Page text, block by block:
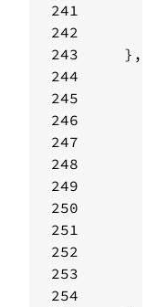
241
242
243
244
245
246
247
248
249
250
251
252
253
254